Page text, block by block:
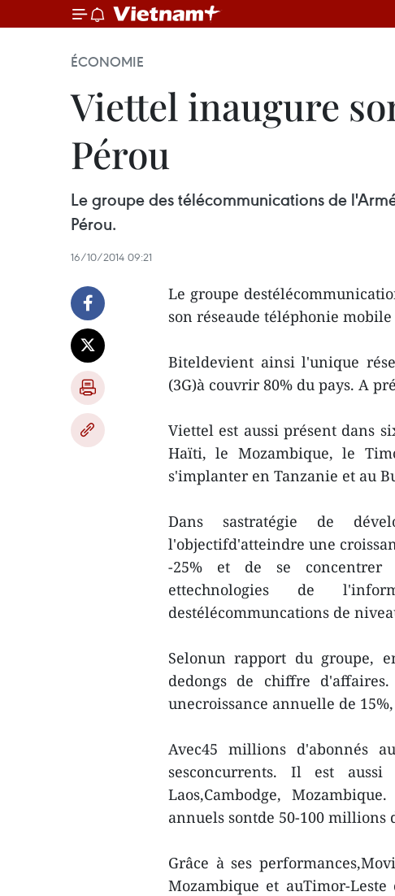
ÉCONOMIE
Viettel inaugure
Pérou
Le groupe des télécommunications de
Pérou.
16/10/2014 09:21
Le groupe
son réseaude téléphonie
Biteldevient ainsi l'unique
(3G)à couvrir 80% du pays. A
Viettel est aussi présent dans
Haïti, le Mozambique, le
s'implanter en Tanzanie et au
Dans sastratégie de
l'objectifd'atteindre une
-25% et de se concentrer
ettechnologies de
destélécommuncations de
Selonun rapport du groupe,
dedongs de chiffre
unecroissance annuelle de
Avec45 millions d'abonnés
sesconcurrents. Il est
Laos,Cambodge,
annuels sontde 50-100 millions
Grâce à ses
Mozambique et auTimor-